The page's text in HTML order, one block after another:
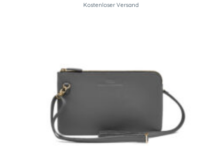
Kostenloser Versand